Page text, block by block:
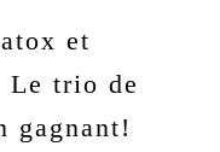
et
Le trio de
gagnant!